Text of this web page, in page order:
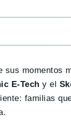
momentos
E-Tech y el
familias